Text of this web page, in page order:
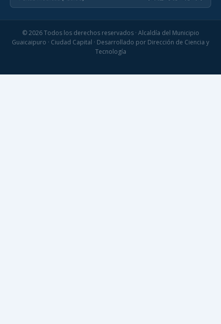
© 2026 Todos los derechos reservados · Alcaldía del Municipio
Guaicaipuro · Ciudad Capital · Desarrollado por Dirección de Ciencia y
Tecnología